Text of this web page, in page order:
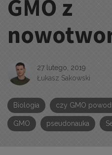
GMO z
27 lutego, 2019
Łukasz Sakowski
Biologia czy GMO
GMO pseudonauka